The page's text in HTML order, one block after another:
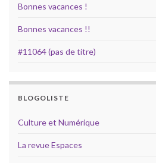
Bonnes vacances !
Bonnes vacances !!
#11064 (pas de titre)
BLOGOLISTE
Culture et Numérique
La revue Espaces